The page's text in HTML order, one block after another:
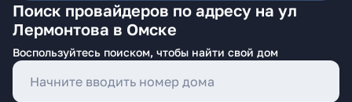
Поиск провайдеров по адресу на ул
Лермонтова в Омске
Воспользуйтесь поиском, чтобы найти свой дом